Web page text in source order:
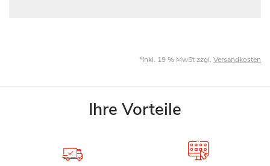
*inkl. 19 % MwSt zzgl. Versandkosten
Ihre Vorteile